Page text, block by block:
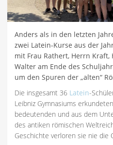
Anders als in den letzten
zwei Latein-Kurse aus der
mit Frau Rathert, Herrn Kraft,
Walter am Ende des
um den Spuren der „alten“
Die insgesamt 36 Latein-
Leibniz Gymnasiums
bedeutenden und aus dem
des antiken römischen
Geschichte verloren sie nie die